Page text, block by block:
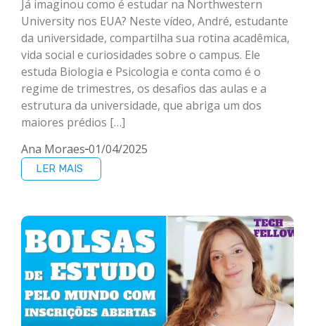
brasileiro nos Estados Unidos
Já imaginou como é estudar na Northwestern
University nos EUA? Neste vídeo, André, estudante
da universidade, compartilha sua rotina acadêmica,
vida social e curiosidades sobre o campus. Ele
estuda Biologia e Psicologia e conta como é o
regime de trimestres, os desafios das aulas e a
estrutura da universidade, que abriga um dos
maiores prédios […]
Ana Moraes 01/04/2025
LER MAIS